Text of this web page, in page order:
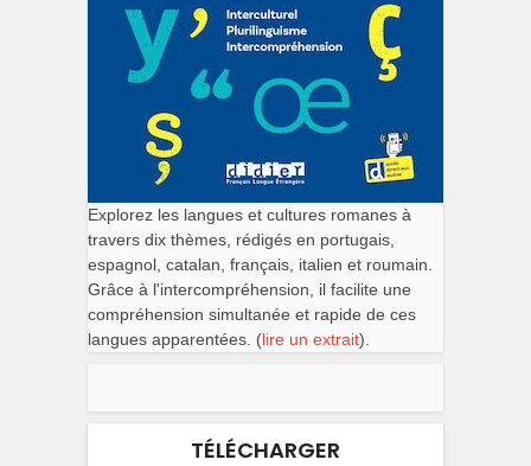
Explorez les langues et cultures romanes à
travers dix thèmes, rédigés en portugais,
espagnol, catalan, français, italien et roumain.
Grâce à l'intercompréhension, il facilite une
compréhension simultanée et rapide de ces
langues apparentées. (lire un extrait).
TÉLÉCHARGER